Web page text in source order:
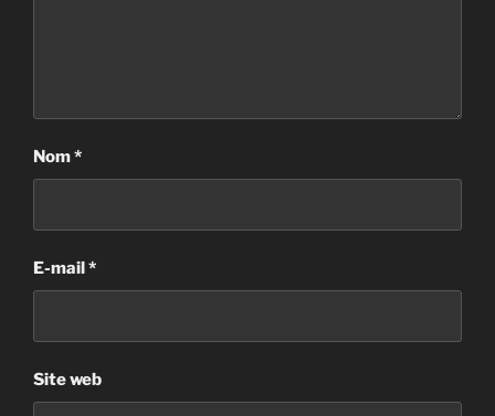
Nom*
E-mail*
Site web